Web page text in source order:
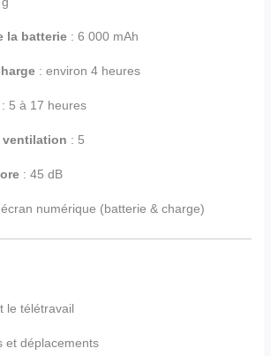
la batterie: 6 000 mAh
: environ 4 heures
5 à 17 heures
ventilation : 5
: 45 dB
numérique (batterie & charge)
le télétravail
et déplacements